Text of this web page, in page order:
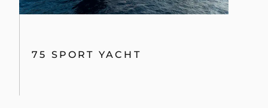
75 SPORT YACHT